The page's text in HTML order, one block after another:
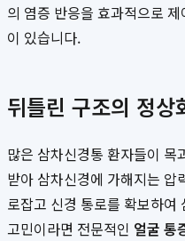
의 염증 반응을 효과적으로
이 있습니다.
뒤틀린 구조의 정
많은 삼차신경통 환자들이
받아 삼차신경에 가해지는
로잡고 신경 통로를 확보하
고민이라면 전문적인 얼굴 통